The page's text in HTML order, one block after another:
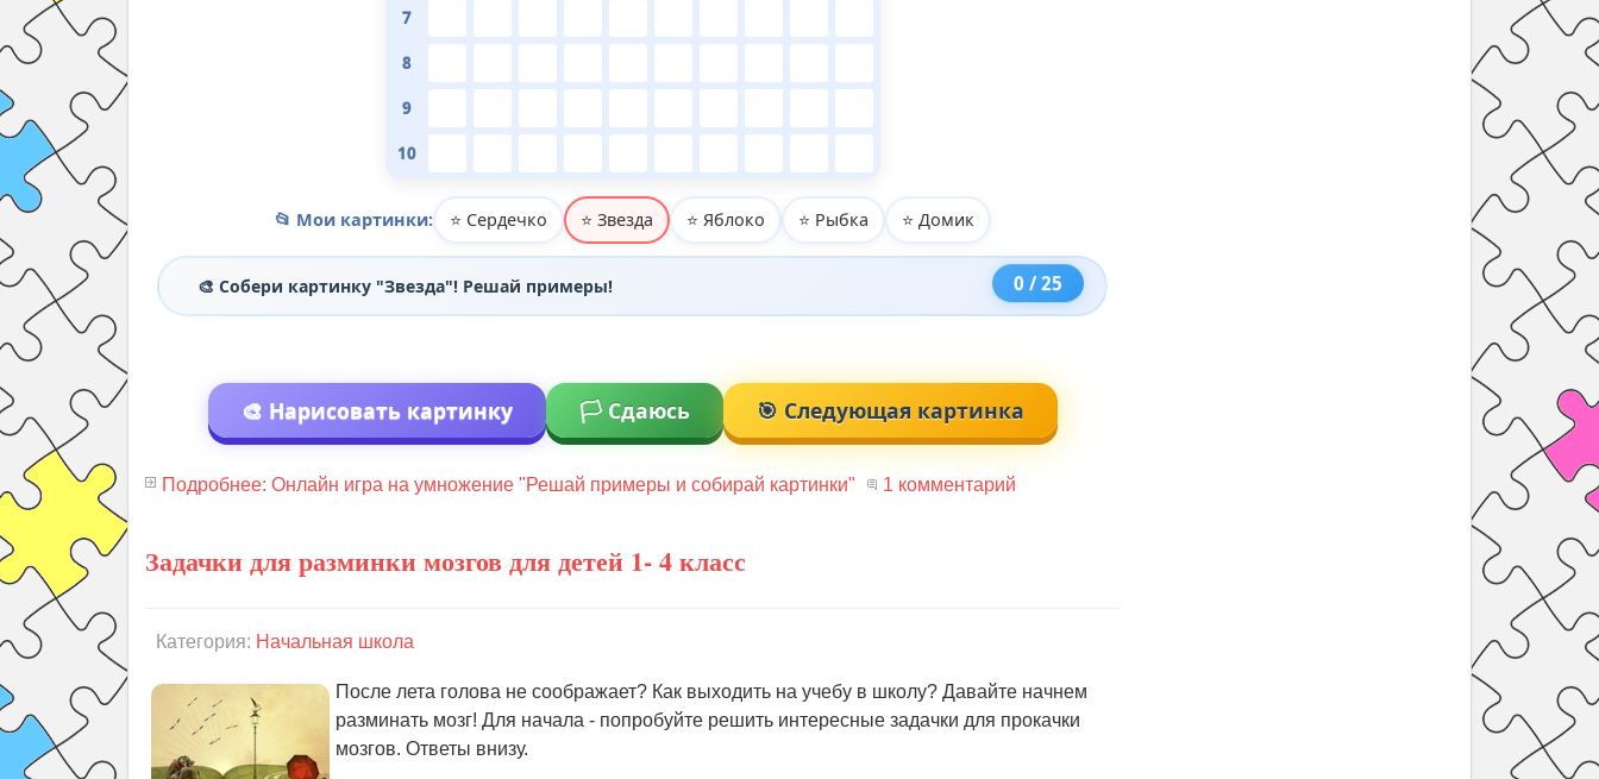
7
8
9
10
📂 Мои картинки: ⭐ Сердечко ⭐ Звезда ⭐ Яблоко ⭐ Рыбка ⭐ Домик
🎨 Собери картинку "Звезда"! Решай примеры! 0 / 25
🎨 Нарисовать картинку 🏳️ Сдаюсь 🎯 Следующая картинка
Подробнее: Онлайн игра на умножение "Решай примеры и собирай картинки" 1 комментарий
Задачки для разминки мозгов для детей 1- 4 класс
Категория: Начальная школа
После лета голова не соображает? Как выходить на учебу в школу? Давайте начнем
разминать мозг! Для начала - попробуйте решить интересные задачки для прокачки
мозгов. Ответы внизу.